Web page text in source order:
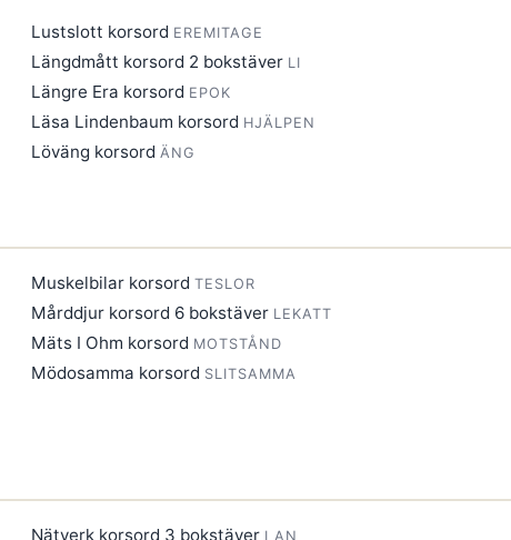
Lustslott korsord EREMITAGE
Längdmått korsord 2 bokstäver LI
Längre Era korsord EPOK
Läsa Lindenbaum korsord HJÄLPEN
Löväng korsord ÄNG
Muskelbilar korsord TESLOR
Mårddjur korsord 6 bokstäver LEKATT
Mäts I Ohm korsord MOTSTÅND
Mödosamma korsord SLITSAMMA
Nätverk korsord 3 bokstäver LAN